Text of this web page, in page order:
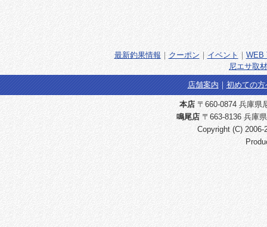
最新釣果情報 ｜ クーポン ｜ イベント ｜ WEB
尼エサ取
店舗案内 ｜ 初めての方
本店〒660-0874 兵庫県
鳴尾店 〒663-8136 兵庫
Copyright (C) 2006-